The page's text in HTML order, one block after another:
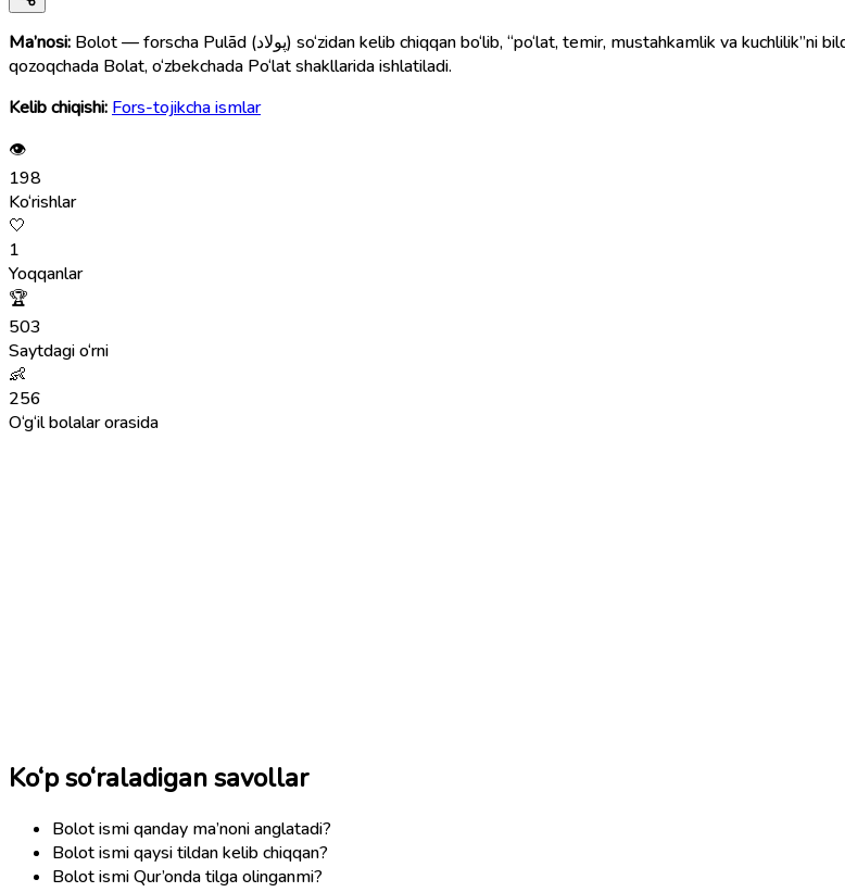
Ma’nosi: Bolot — forscha Pulād (پولاد) so‘zidan kelib chiqqan bo‘lib, “po‘lat, temir, mustahkamlik va kuchlilik”ni bildiradi va asosan qirg‘izlar tomonidan ishlatiladi. Ushbu ism turk tilida Polat,
qozoqchada Bolat, o‘zbekchada Po‘lat shakllarida ishlatiladi.
Kelib chiqishi: Fors-tojikcha ismlar
👁
198
Ko‘rishlar
🤍
1
Yoqqanlar
🏆
503
Saytdagi o‘rni
👶
256
O‘g‘il bolalar orasida
Ko‘p so‘raladigan savollar
Bolot ismi qanday ma’noni anglatadi?
Bolot ismi qaysi tildan kelib chiqqan?
Bolot ismi Qur’onda tilga olinganmi?